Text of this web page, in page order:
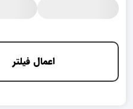
اعمال فیلتر